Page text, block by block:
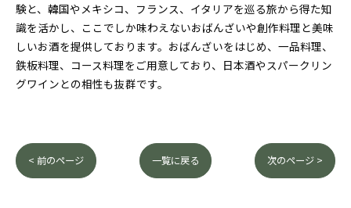
験と、韓国やメキシコ、フランス、イタリアを巡る旅から得た知
識を活かし、ここでしか味わえないおばんざいや創作料理と美味
しいお酒を提供しております。おばんざいをはじめ、一品料理、
鉄板料理、コース料理をご用意しており、日本酒やスパークリン
グワインとの相性も抜群です。
< 前のページ 一覧に戻る 次のページ >